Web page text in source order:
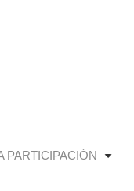
PARTICIPACIÓN